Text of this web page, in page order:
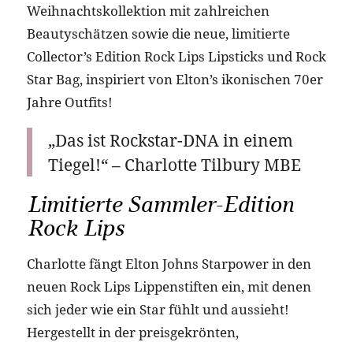
Weihnachtskollektion mit zahlreichen
Beautyschätzen sowie die neue, limitierte
Collector’s Edition Rock Lips Lipsticks und Rock
Star Bag, inspiriert von Elton’s ikonischen 70er
Jahre Outfits!
„Das ist Rockstar-DNA in einem
Tiegel!“ – Charlotte Tilbury MBE
Limitierte Sammler-Edition
Rock Lips
Charlotte fängt Elton Johns Starpower in den
neuen Rock Lips Lippenstiften ein, mit denen
sich jeder wie ein Star fühlt und aussieht!
Hergestellt in der preisgekrönten,